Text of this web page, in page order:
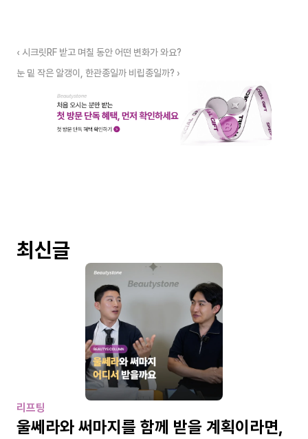
‹ 시크릿RF 받고 며칠 동안 어떤 변화가 와요?
눈 밑 작은 알갱이, 한관종일까 비립종일까? ›
최신글
리프팅
울쎄라와 써마지를 함께 받을 계획이라면,